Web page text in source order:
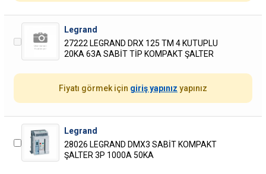
Legrand
27222 LEGRAND DRX 125 TM 4 KUTUPLU
20KA 63A SABİT TİP KOMPAKT ŞALTER
Fiyatı görmek için giriş yapınız yapınız
Legrand
28026 LEGRAND DMX3 SABİT KOMPAKT
ŞALTER 3P 1000A 50KA